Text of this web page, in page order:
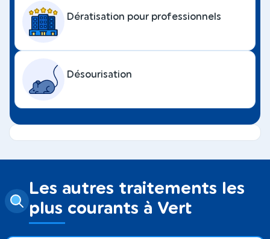
Dératisation pour professionnels
Désourisation
Les autres traitements les
plus courants à Vert